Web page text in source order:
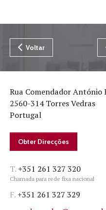
Voltar
Rua Comendador António
2560-314 Torres Vedras
Portugal
Obter Direcções
T. +351 261 327 320
Chamada para rede fixa nacional
F. +351 261 327 329